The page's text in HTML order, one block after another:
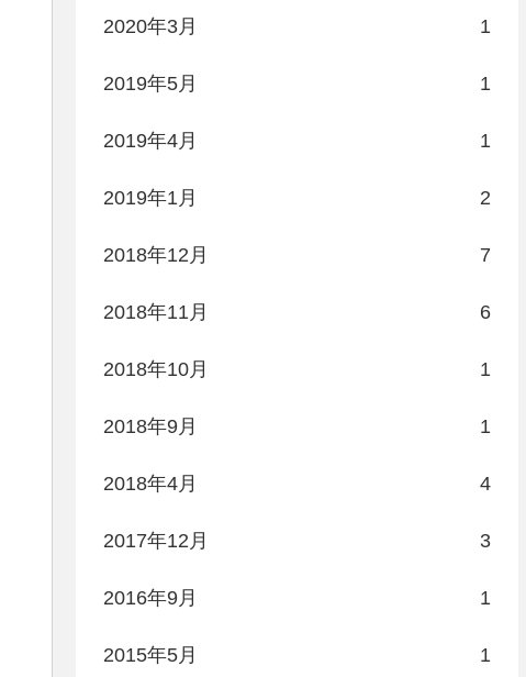
2020年3月 1
2019年5月 1
2019年4月 1
2019年1月 2
2018年12月 7
2018年11月 6
2018年10月 1
2018年9月 1
2018年4月 4
2017年12月 3
2016年9月 1
2015年5月 1